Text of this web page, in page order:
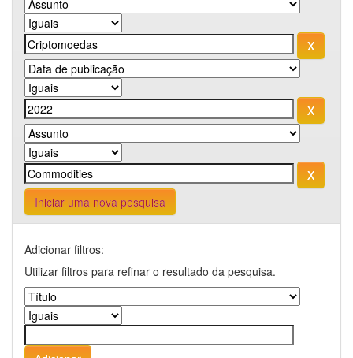
Iniciar uma nova pesquisa
Adicionar filtros:
Utilizar filtros para refinar o resultado da pesquisa.